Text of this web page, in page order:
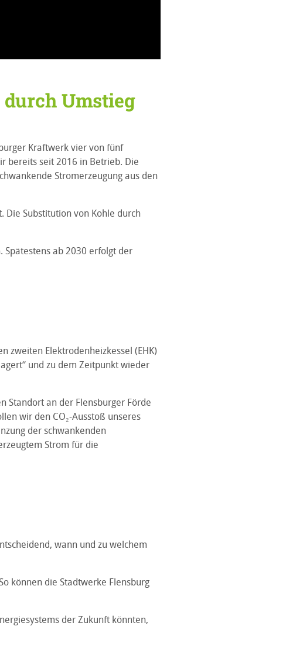
Umstieg
Kraftwerk vier von fünf
bereits seit 2016 in Betrieb. Die
Stromerzeugung aus den
Die Substitution von Kohle durch
ab 2030 erfolgt der
zweiten Elektrodenheizkessel (EHK)
und zu dem Zeitpunkt wieder
Standort an der Flensburger Förde
wir den CO₂-Ausstoß unseres
der schwankenden
Strom für die
wann und zu welchem
können die Stadtwerke Flensburg
der Zukunft könnten,